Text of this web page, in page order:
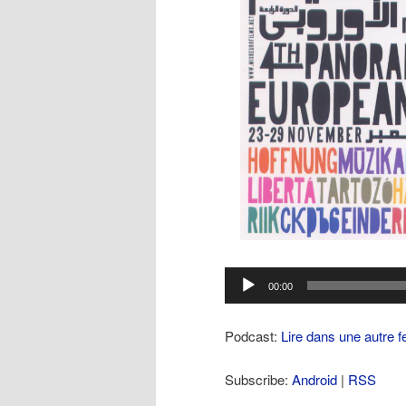
Lecteur
00:00
Podcast: Lire dans une autre
Subscribe: Android | RSS